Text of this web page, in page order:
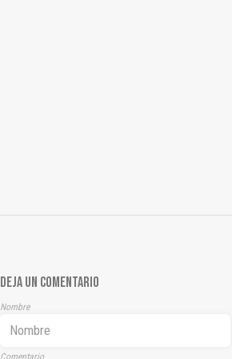
DEJA UN COMENTARIO
Nombre
Comentario